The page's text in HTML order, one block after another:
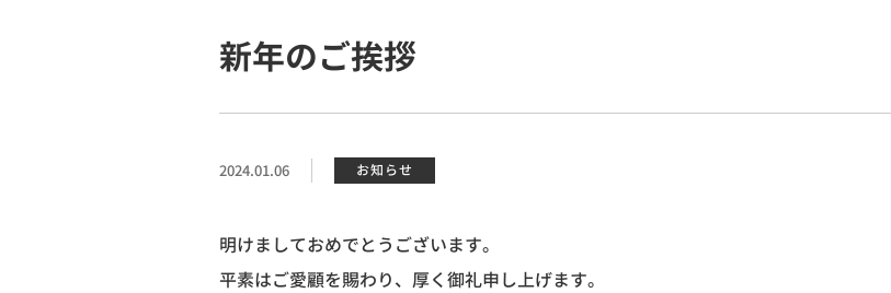
新年のご挨拶
2024.01.06 お知らせ
明けましておめでとうございます。
平素はご愛顧を賜わり、厚く御礼申し上げます。